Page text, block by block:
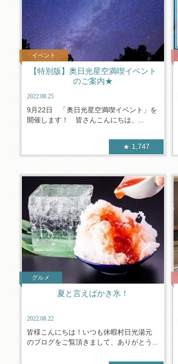
イベント
【特別版】奥日光星空満喫イベント
のご案内★
2022.08.25
9月22日 「奥日光星空満喫イベント」を
開催します！ 皆さんこんにちは、...
1,747
グルメ
夏と言えばかき氷！
2022.08.22
皆様こんにちは！いつも休暇村日光湯元
のブログをご覧頂きまして、ありがとう...